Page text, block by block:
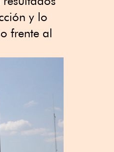
y lo
frente al